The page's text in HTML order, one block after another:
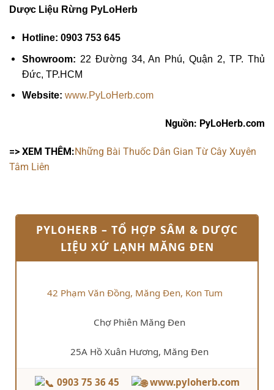
Dược Liệu Rừng PyLoHerb
Hotline: 0903 753 645
Showroom: 22 Đường 34, An Phú, Quận 2, TP. Thủ
Đức, TP.HCM
Website: www.PyLoHerb.com
Nguồn: PyLoHerb.com
=> XEM THÊM:Những Bài Thuốc Dân Gian Từ Cây Xuyên
Tâm Liên
PYLOHERB – TỔ HỢP SÂM & DƯỢC
LIỆU XỨ LẠNH MĂNG ĐEN
42 Phạm Văn Đồng, Măng Đen, Kon Tum
Chợ Phiên Măng Đen
25A Hồ Xuân Hương, Măng Đen
0903 75 36 45 www.pyloherb.com